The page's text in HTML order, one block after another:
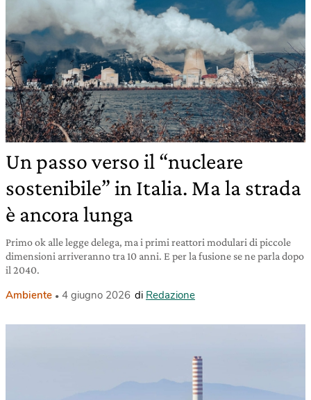
Un passo verso il “nucleare
sostenibile” in Italia. Ma la strada
è ancora lunga
Primo ok alle legge delega, ma i primi reattori modulari di piccole
dimensioni arriveranno tra 10 anni. E per la fusione se ne parla dopo
il 2040.
Ambiente 4 giugno 2026 di Redazione